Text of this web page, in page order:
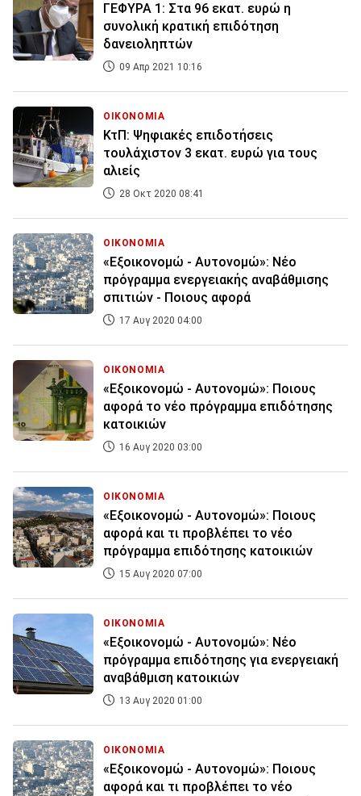
ΓΕΦΥΡΑ 1: Στα 96 εκατ. ευρώ η
συνολική κρατική επιδότηση
δανειοληπτών
09 Απρ 2021 10:16
ΟΙΚΟΝΟΜΙΑ
ΚτΠ: Ψηφιακές επιδοτήσεις
τουλάχιστον 3 εκατ. ευρώ για τους
αλιείς
28 Οκτ 2020 08:41
ΟΙΚΟΝΟΜΙΑ
«Εξοικονομώ - Αυτονομώ»: Nέο
πρόγραμμα ενεργειακής αναβάθμισης
σπιτιών - Ποιους αφορά
17 Αυγ 2020 04:00
ΟΙΚΟΝΟΜΙΑ
«Εξοικονομώ - Αυτονομώ»: Ποιους
αφορά το νέο πρόγραμμα επιδότησης
κατοικιών
16 Αυγ 2020 03:00
ΟΙΚΟΝΟΜΙΑ
«Εξοικονομώ - Αυτονομώ»: Ποιους
αφορά και τι προβλέπει το νέο
πρόγραμμα επιδότησης κατοικιών
15 Αυγ 2020 07:00
ΟΙΚΟΝΟΜΙΑ
«Εξοικονομώ - Αυτονομώ»: Νέο
πρόγραμμα επιδότησης για ενεργειακή
αναβάθμιση κατοικιών
13 Αυγ 2020 01:00
ΟΙΚΟΝΟΜΙΑ
«Εξοικονομώ - Αυτονομώ»: Ποιους
αφορά και τι προβλέπει το νέο